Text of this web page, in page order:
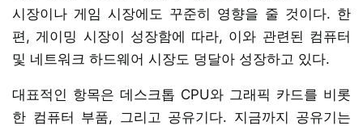
시장이나 게임 시장에도 꾸준히 영향을 줄 것이다. 한
편, 게이밍 시장이 성장함에 따라, 이와 관련된 컴퓨터
및 네트워크 하드웨어 시장도 덩달아 성장하고 있다.
대표적인 항목은 데스크톱 CPU와 그래픽 카드를 비롯
한 컴퓨터 부품, 그리고 공유기다. 지금까지 공유기는